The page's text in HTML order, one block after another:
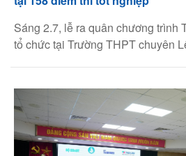
Sáng 2.7, lễ ra quân chương trình
tổ chức tại Trường THPT chuyên